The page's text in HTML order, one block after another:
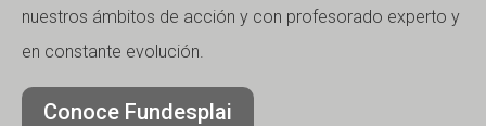
nuestros ámbitos de acción y con profesorado experto y
en constante evolución.
Conoce Fundesplai